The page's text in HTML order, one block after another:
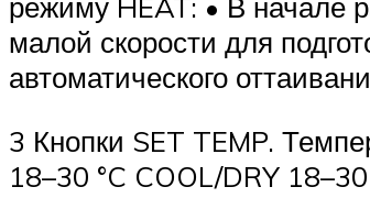
малой скорости для
автоматического
3 Кнопки SET TEMP.
18–30 °C COOL/DRY